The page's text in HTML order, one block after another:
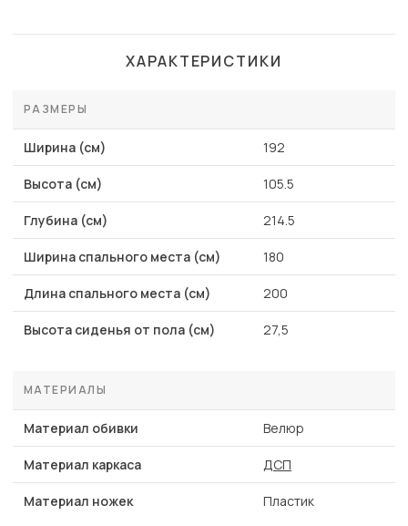
ХАРАКТЕРИСТИКИ
РАЗМЕРЫ
Ширина (см) 192
Высота (см) 105.5
Глубина (см) 214.5
Ширина спального места (см) 180
Длина спального места (см) 200
Высота сиденья от пола (см) 27,5
МАТЕРИАЛЫ
Материал обивки Велюр
Материал каркаса ДСП
Материал ножек Пластик